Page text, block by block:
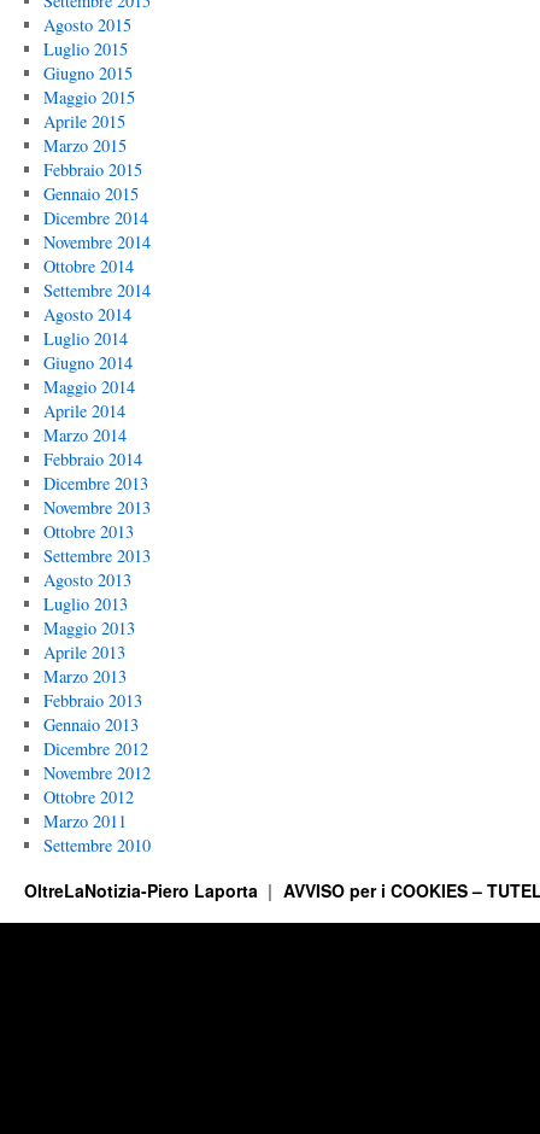
Agosto 2015
Luglio 2015
Giugno 2015
Maggio 2015
Aprile 2015
Marzo 2015
Febbraio 2015
Gennaio 2015
Dicembre 2014
Novembre 2014
Ottobre 2014
Settembre 2014
Agosto 2014
Luglio 2014
Giugno 2014
Maggio 2014
Aprile 2014
Marzo 2014
Febbraio 2014
Dicembre 2013
Novembre 2013
Ottobre 2013
Settembre 2013
Agosto 2013
Luglio 2013
Maggio 2013
Aprile 2013
Marzo 2013
Febbraio 2013
Gennaio 2013
Dicembre 2012
Novembre 2012
Ottobre 2012
Marzo 2011
Settembre 2010
OltreLaNotizia-Piero Laporta AVVISO per i COOKIES –